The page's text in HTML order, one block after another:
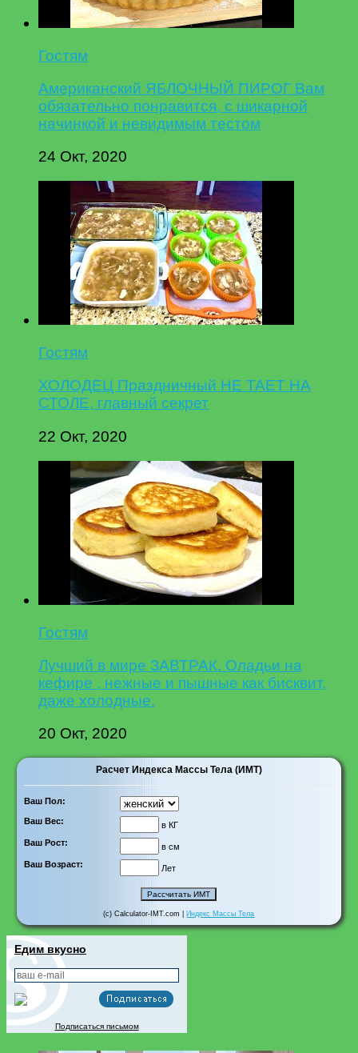
Гостям
Американский ЯБЛОЧНЫЙ ПИРОГ Вам
обязательно понравится, с шикарной
начинкой и невидимым тестом
24 Окт, 2020
Гостям
ХОЛОДЕЦ Праздничный НЕ ТАЕТ НА
СТОЛЕ, главный секрет
22 Окт, 2020
Гостям
Лучший в мире ЗАВТРАК. Оладьи на
кефире , нежные и пышные как бисквит,
даже холодные.
20 Окт, 2020
Расчет Индекса Массы Тела (ИМТ)
Ваш Пол:
Ваш Вес:
в КГ
Ваш Рост:
в см
Ваш Возраст:
Лет
(c) Calculator-IMT.com | Индекс Массы Тела
Едим вкусно
Подписаться письмом